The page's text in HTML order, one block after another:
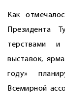
Как
Президента
терствами и
выставок,
году»
Всемирной